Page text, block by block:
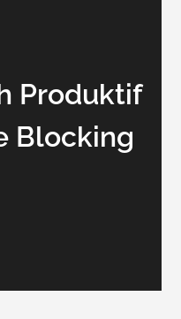
Produktif
Blocking